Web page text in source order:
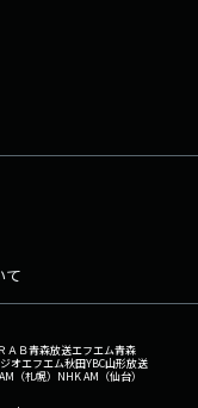
て
ＲＡＢ青森放送エフエム青森
オエフエム秋田YBC山形放送
（札幌） NHK AM（仙台）